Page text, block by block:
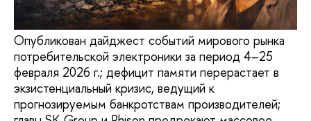
Опубликован дайджест событий мирового рынка
потребительской электроники за период 4–25
февраля 2026 г.; дефицит памяти перерастает в
экзистенциальный кризис, ведущий к
прогнозируемым банкротствам производителей;